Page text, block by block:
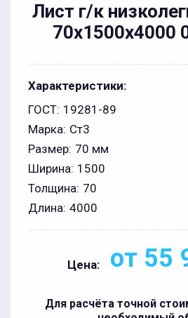
Лист г/к
70x1500x4000
Характеристики:
ГОСТ: 19281-89
Марка: Ст3
Размер: 70 мм
Ширина: 1500
Толщина: 70
Длина: 4000
Цена: от 55
Для расчёта точной